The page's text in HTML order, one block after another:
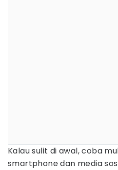
Kalau sulit di awal, coba
smartphone dan media